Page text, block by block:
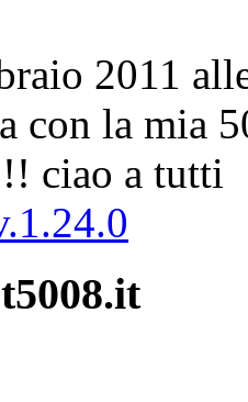
2011
con la mia
ciao a tutti